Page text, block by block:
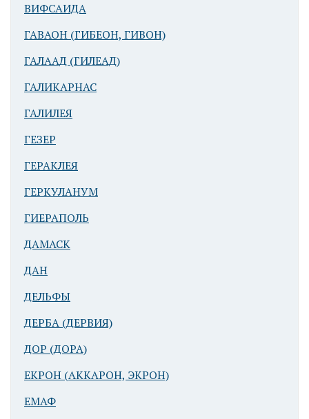
ВИФСАИДА
ГАВАОН (ГИБЕОН, ГИВОН)
ГАЛААД (ГИЛЕАД)
ГАЛИКАРНАС
ГАЛИЛЕЯ
ГЕЗЕР
ГЕРАКЛЕЯ
ГЕРКУЛАНУМ
ГИЕРАПОЛЬ
ДАМАСК
ДАН
ДЕЛЬФЫ
ДЕРБА (ДЕРВИЯ)
ДОР (ДОРА)
ЕКРОН (АККАРОН, ЭКРОН)
ЕМАФ